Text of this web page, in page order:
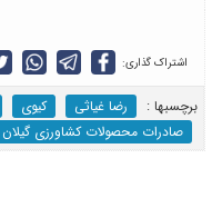
اشتراک گذاری:
برچسب‎ها : رضا غیاثی کیوی
صادرات محصولات کشاورزی گیلان